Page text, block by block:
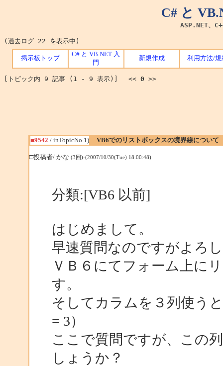
C# と
ASP.NET、
(過去ログ 22 を表示中)
掲示板トップ
C# と VB.NET 入
門
新規作成 利用方法/規
[トピック内 9 記事 (1 - 9 表示)] << 0 >>
■9542 / inTopicNo.1) VB6でのリストボックスの境界線について
□投稿者/ かな (3回)-(2007/10/30(Tue) 18:00:48)
分類:[VB6 以前]
はじめまして。
早速質問なのですがよろ
ＶＢ６にてフォーム上に
す。
そしてカラムを３列使う
= 3）
ここで質問ですが、この
しょうか？